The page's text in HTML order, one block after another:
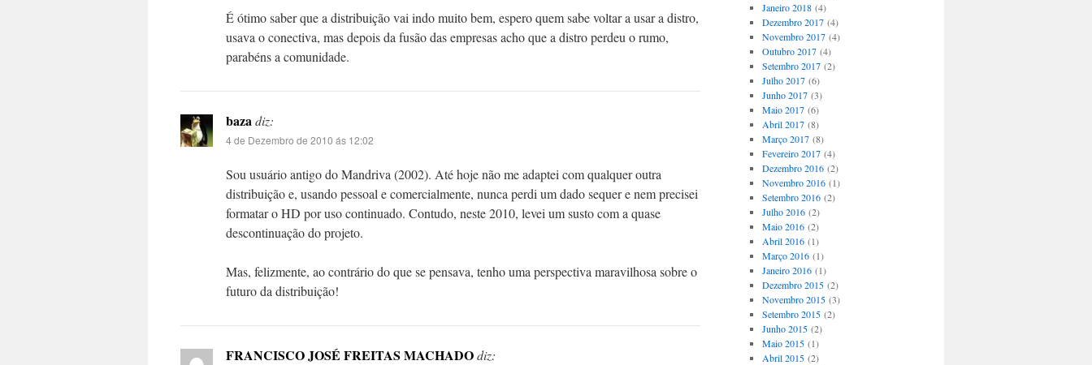
É ótimo saber que a distribuição vai indo muito bem, espero quem sabe voltar a usar a distro,
usava o conectiva, mas depois da fusão das empresas acho que a distro perdeu o rumo,
parabéns a comunidade.
bazadiz:
4 de Dezembro de 2010 ás 12:02
Sou usuário antigo do Mandriva (2002). Até hoje não me adaptei com qualquer outra
distribuição e, usando pessoal e comercialmente, nunca perdi um dado sequer e nem precisei
formatar o HD por uso continuado. Contudo, neste 2010, levei um susto com a quase
descontinuação do projeto.
Mas, felizmente, ao contrário do que se pensava, tenho uma perspectiva maravilhosa sobre o
futuro da distribuição!
FRANCISCO JOSÉ FREITAS MACHADOdiz:
Janeiro 2018(4)
Dezembro 2017(4)
Novembro 2017(4)
Outubro 2017(4)
Setembro 2017(2)
Julho 2017(6)
Junho 2017(3)
Maio 2017(6)
Abril 2017(8)
Março 2017(8)
Fevereiro 2017(4)
Dezembro 2016(2)
Novembro 2016(1)
Setembro 2016(2)
Julho 2016(2)
Maio 2016(2)
Abril 2016(1)
Março 2016(1)
Janeiro 2016(1)
Dezembro 2015(2)
Novembro 2015(3)
Setembro 2015(2)
Junho 2015(2)
Maio 2015(1)
Abril 2015(2)